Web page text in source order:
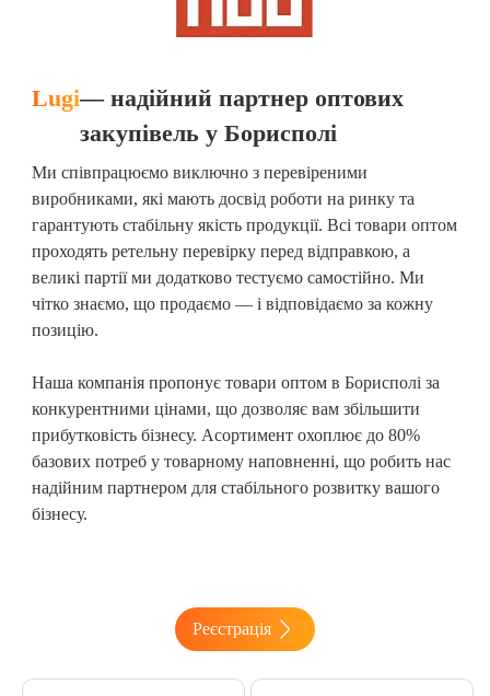
Lugi— надійний партнер оптових
закупівель у Борисполі
Ми співпрацюємо виключно з перевіреними
виробниками, які мають досвід роботи на ринку та
гарантують стабільну якість продукції. Всі товари оптом
проходять ретельну перевірку перед відправкою, а
великі партії ми додатково тестуємо самостійно. Ми
чітко знаємо, що продаємо — і відповідаємо за кожну
позицію.
Наша компанія пропонує товари оптом в Борисполі за
конкурентними цінами, що дозволяє вам збільшити
прибутковість бізнесу. Асортимент охоплює до 80%
базових потреб у товарному наповненні, що робить нас
надійним партнером для стабільного розвитку вашого
бізнесу.
Реєстрація